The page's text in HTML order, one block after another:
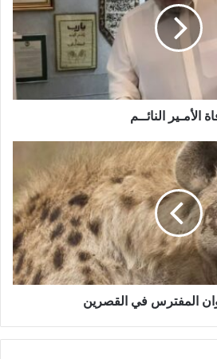
الأمـير النائــم
المفترس في القصرين